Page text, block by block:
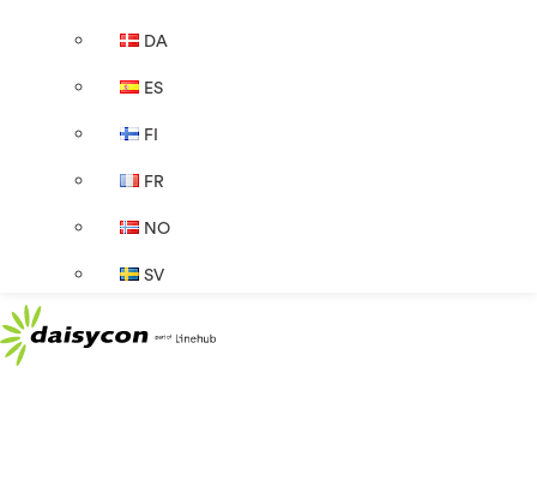
DA
ES
FI
FR
NO
SV